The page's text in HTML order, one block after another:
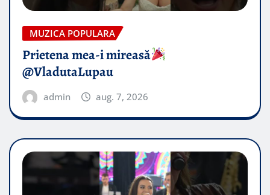
MUZICA POPULARA
Prietena mea-i mireasă​
@VladutaLupau
admin aug. 7, 2026